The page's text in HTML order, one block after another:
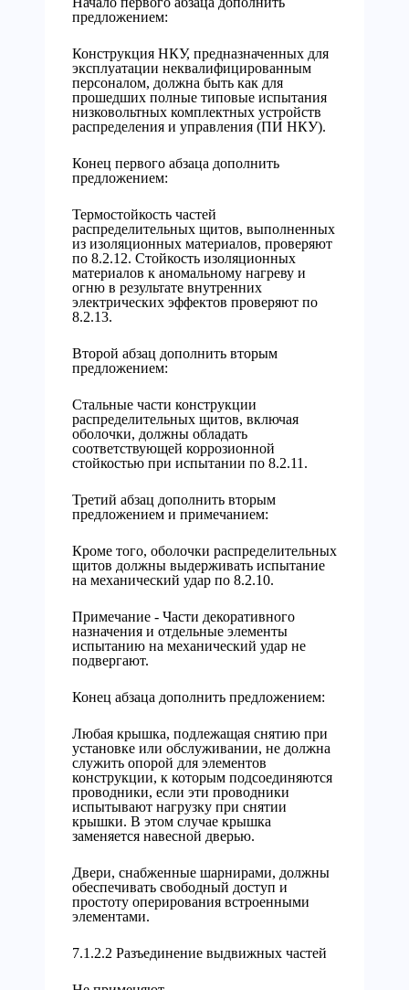
предложением:
Конструкция НКУ, предназначенных для
эксплуатации неквалифицированным
персоналом, должна быть как для
прошедших полные типовые испытания
низковольтных комплектных устройств
распределения и управления (ПИ НКУ).
Конец первого абзаца дополнить
предложением:
Термостойкость частей
распределительных щитов, выполненных
из изоляционных материалов, проверяют
по 8.2.12. Стойкость изоляционных
материалов к аномальному нагреву и
огню в результате внутренних
электрических эффектов проверяют по
8.2.13.
Второй абзац дополнить вторым
предложением:
Стальные части конструкции
распределительных щитов, включая
оболочки, должны обладать
соответствующей коррозионной
стойкостью при испытании по 8.2.11.
Третий абзац дополнить вторым
предложением и примечанием:
Кроме того, оболочки распределительных
щитов должны выдерживать испытание
на механический удар по 8.2.10.
Примечание - Части декоративного
назначения и отдельные элементы
испытанию на механический удар не
подвергают.
Конец абзаца дополнить предложением:
Любая крышка, подлежащая снятию при
установке или обслуживании, не должна
служить опорой для элементов
конструкции, к которым подсоединяются
проводники, если эти проводники
испытывают нагрузку при снятии
крышки. В этом случае крышка
заменяется навесной дверью.
Двери, снабженные шарнирами, должны
обеспечивать свободный доступ и
простоту оперирования встроенными
элементами.
7.1.2.2 Разъединение выдвижных частей